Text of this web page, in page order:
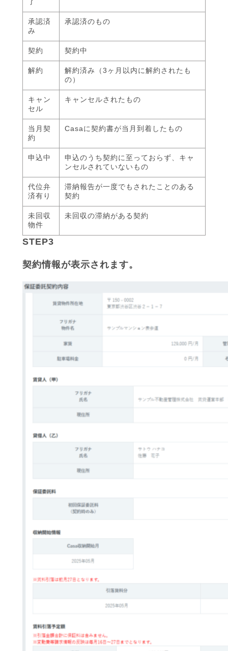
承認済
み
承認済のもの
契約 契約中
解約
解約済み（3ヶ月以内に解約されたも
の）
キャン
セル
キャンセルされたもの
当月契
約
Casaに契約書が当月到着したもの
申込中
申込のうち契約に至っておらず、キャ
ンセルされていないもの
代位弁
済有り
滞納報告が一度でもされたことのある
契約
未回収
物件
未回収の滞納がある契約
STEP3
契約情報が表示されます。